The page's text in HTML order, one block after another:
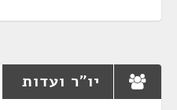
יו"ר ועדות